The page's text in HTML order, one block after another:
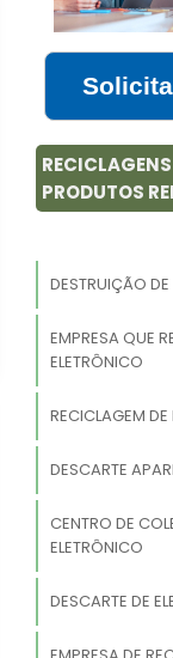
PRODUTOS
DESTRUIÇÃO DE
EMPRESA QUE
ELETRÔNICO
RECICLAGEM
DESCARTE
CENTRO DE
ELETRÔNICO
DESCARTE DE